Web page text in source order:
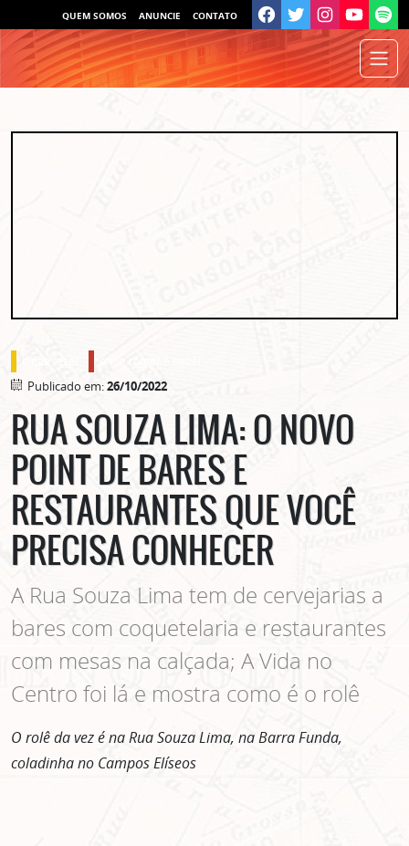
QUEM SOMOS ANUNCIE CONTATO
Publicado em:26/10/2022
RUA SOUZA LIMA: O NOVO
POINT DE BARES E
RESTAURANTES QUE VOCÊ
PRECISA CONHECER
A Rua Souza Lima tem de cervejarias a
bares com coquetelaria e restaurantes
com mesas na calçada; A Vida no
Centro foi lá e mostra como é o rolê
O rolê da vez é na Rua Souza Lima, na Barra Funda,
coladinha no Campos Elíseos